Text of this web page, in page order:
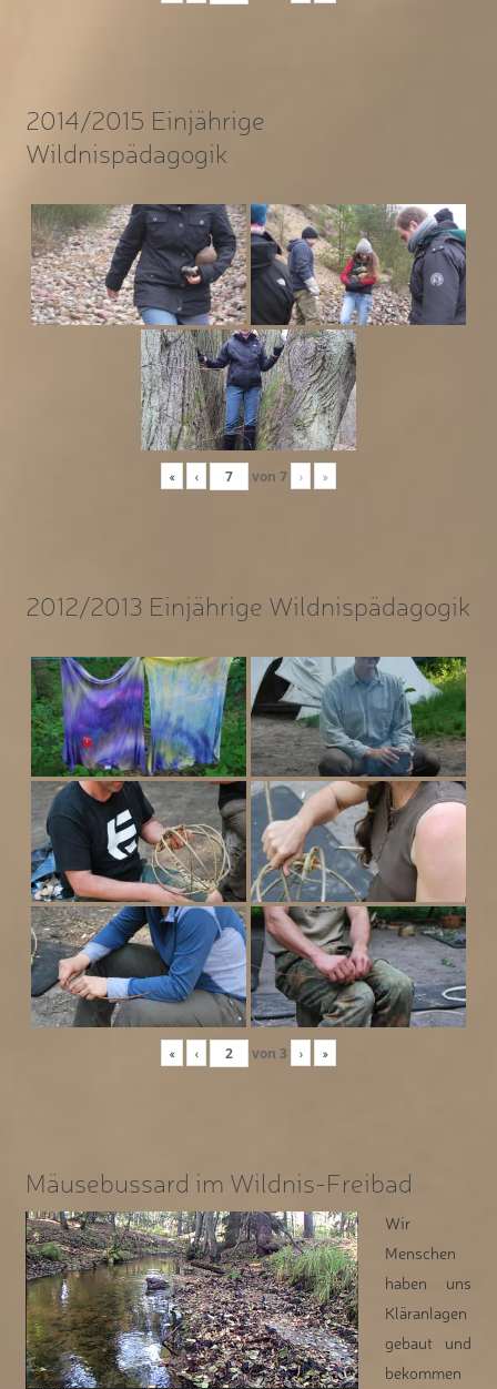
2014/2015 Einjährige
Wildnispädagogik
« ‹ von 7 › »
2012/2013 Einjährige Wildnispädagogik
« ‹ von 3 › »
Mäusebussard im Wildnis-Freibad
Wir
Menschen
haben uns
Kläranlagen
gebaut und
bekommen